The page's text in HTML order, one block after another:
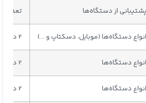
پشتیبانی از دستگاه‌ها تعداد
انواع دستگاه‌ها (موبایل، دسکتاپ و …) 2 دستگاه
انواع دستگاه‌ها 2 دستگاه
انواع دستگاه‌ها 2 دستگاه